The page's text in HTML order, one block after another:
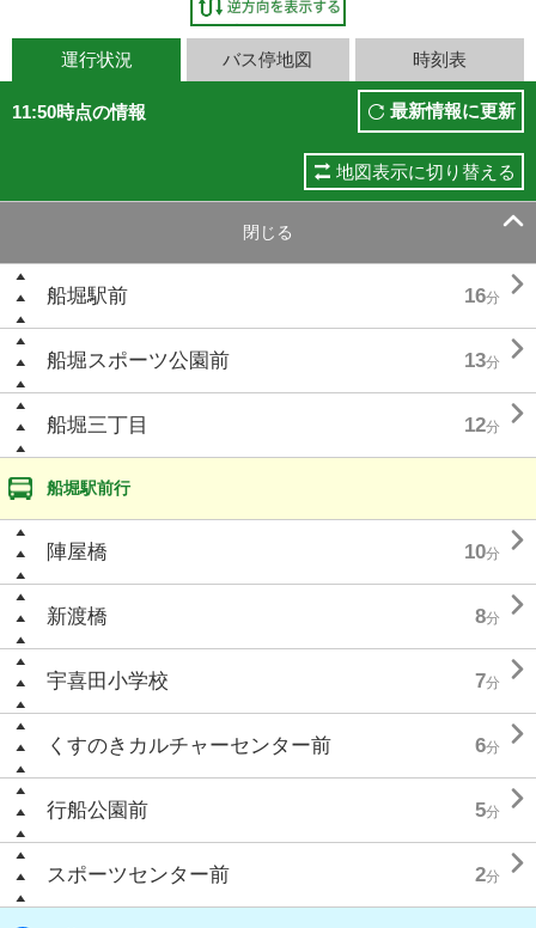
運行状況 バス停地図 時刻表
11:50時点の情報 最新情報に更新
地図表示に切り替える
閉じる 
船堀駅前 16分 
船堀スポーツ公園前 13分 
船堀三丁目 12分 
船堀駅前行
陣屋橋 10分 
新渡橋 8分 
宇喜田小学校 7分 
くすのきカルチャーセンター前 6分 
行船公園前 5分 
スポーツセンター前 2分 